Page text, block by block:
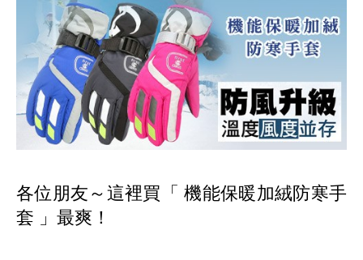
各位朋友～這裡買「 機能保暖加絨防寒手
套 」最爽！